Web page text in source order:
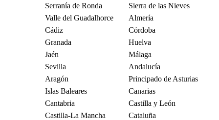
Serranía de Ronda
Sierra de las Nieves
Valle del Guadalhorce
Almería
Cádiz
Córdoba
Granada
Huelva
Jaén
Málaga
Sevilla
Andalucía
Aragón
Principado de Asturias
Islas Baleares
Canarias
Cantabria
Castilla y León
Castilla-La Mancha
Cataluña